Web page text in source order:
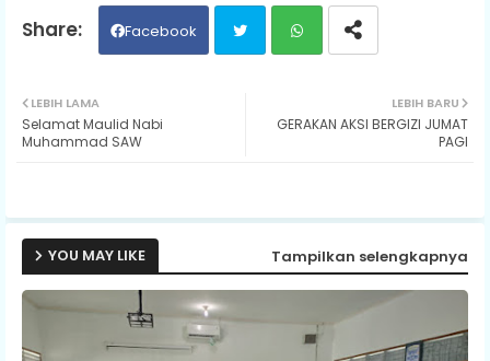
Facebook
ats
p
LEBIH BARU
GERAKAN AKSI BERGIZI JUMAT
PAGI
LEBIH LAMA
Selamat Maulid Nabi
Muhammad SAW
YOU MAY LIKE Tampilkan selengkapnya